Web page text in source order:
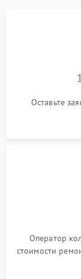
Оставьте
Оператор
стоимости